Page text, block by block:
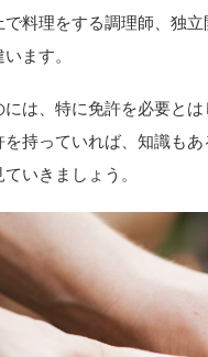
で料理をする調理師、独
ます。
は、特に免許を必要と
を持っていれば、知識も
いきましょう。